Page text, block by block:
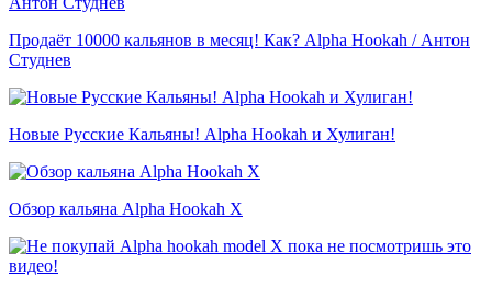
Продаёт 10000 кальянов в месяц! Как? Alpha Hookah / Антон
Студнев
Новые Русские Кальяны! Alpha Hookah и Хулиган!
Обзор кальяна Alpha Hookah X